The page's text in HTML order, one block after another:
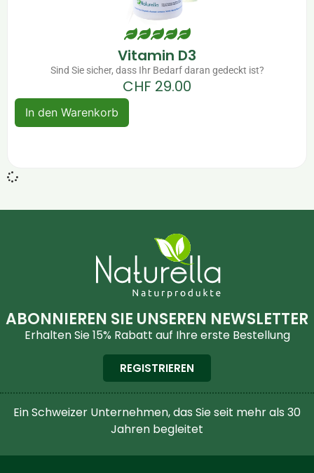
Vitamin D3
Sind Sie sicher, dass Ihr Bedarf daran gedeckt ist?
CHF 29.00
In den Warenkorb
ABONNIEREN SIE UNSEREN NEWSLETTER
Erhalten Sie 15% Rabatt auf Ihre erste Bestellung
REGISTRIEREN
Ein Schweizer Unternehmen, das Sie seit mehr als 30
Jahren begleitet